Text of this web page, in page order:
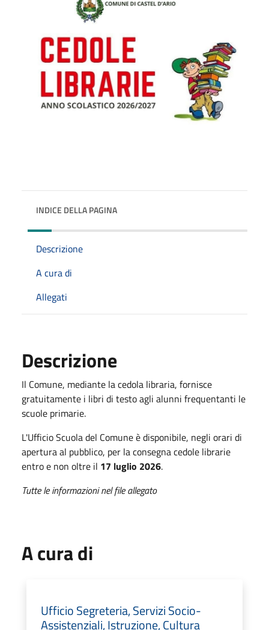
INDICE DELLA PAGINA
Descrizione
A cura di
Allegati
Descrizione
Il Comune, mediante la cedola libraria, fornisce
gratuitamente i libri di testo agli alunni frequentanti le
scuole primarie.
L'Ufficio Scuola del Comune è disponibile, negli orari di
apertura al pubblico, per la consegna cedole librarie
entro e non oltre il 17 luglio 2026.
Tutte le informazioni nel file allegato
A cura di
Ufficio Segreteria, Servizi Socio-
Assistenziali, Istruzione, Cultura